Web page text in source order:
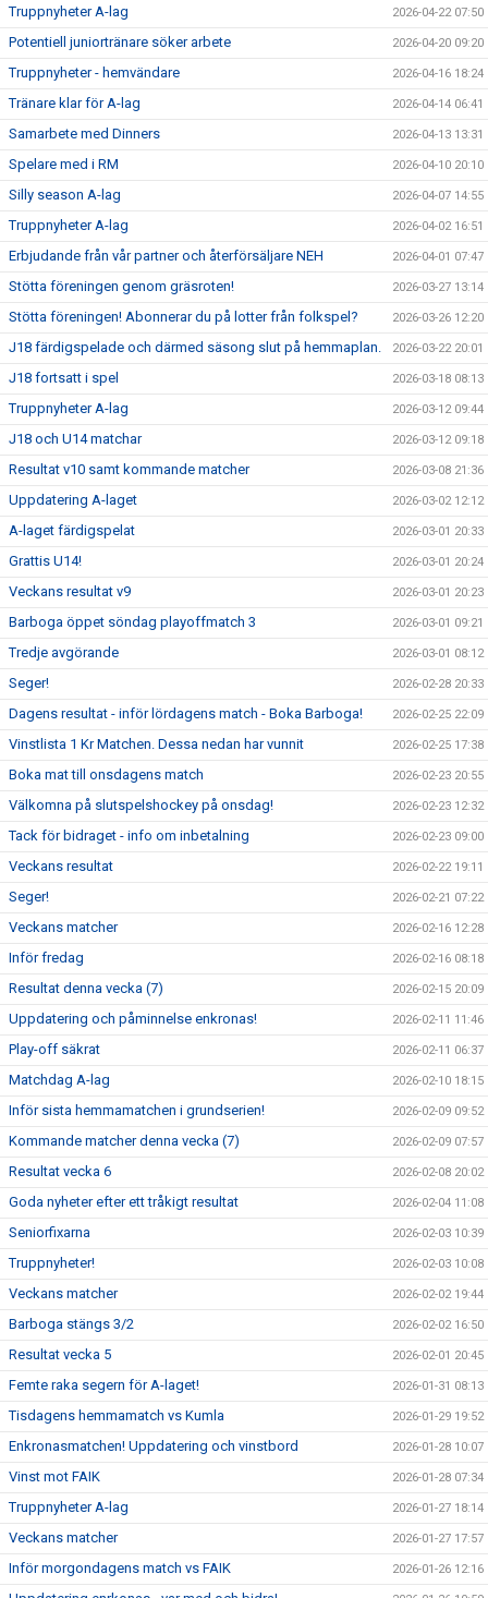
Truppnyheter A-lag 2026-04-22 07:50
Potentiell juniortränare söker arbete 2026-04-20 09:20
Truppnyheter - hemvändare 2026-04-16 18:24
Tränare klar för A-lag 2026-04-14 06:41
Samarbete med Dinners 2026-04-13 13:31
Spelare med i RM 2026-04-10 20:10
Silly season A-lag 2026-04-07 14:55
Truppnyheter A-lag 2026-04-02 16:51
Erbjudande från vår partner och återförsäljare NEH 2026-04-01 07:47
Stötta föreningen genom gräsroten! 2026-03-27 13:14
Stötta föreningen! Abonnerar du på lotter från folkspel? 2026-03-26 12:20
J18 färdigspelade och därmed säsong slut på hemmaplan. 2026-03-22 20:01
J18 fortsatt i spel 2026-03-18 08:13
Truppnyheter A-lag 2026-03-12 09:44
J18 och U14 matchar 2026-03-12 09:18
Resultat v10 samt kommande matcher 2026-03-08 21:36
Uppdatering A-laget 2026-03-02 12:12
A-laget färdigspelat 2026-03-01 20:33
Grattis U14! 2026-03-01 20:24
Veckans resultat v9 2026-03-01 20:23
Barboga öppet söndag playoffmatch 3 2026-03-01 09:21
Tredje avgörande 2026-03-01 08:12
Seger! 2026-02-28 20:33
Dagens resultat - inför lördagens match - Boka Barboga! 2026-02-25 22:09
Vinstlista 1 Kr Matchen. Dessa nedan har vunnit 2026-02-25 17:38
Boka mat till onsdagens match 2026-02-23 20:55
Välkomna på slutspelshockey på onsdag! 2026-02-23 12:32
Tack för bidraget - info om inbetalning 2026-02-23 09:00
Veckans resultat 2026-02-22 19:11
Seger! 2026-02-21 07:22
Veckans matcher 2026-02-16 12:28
Inför fredag 2026-02-16 08:18
Resultat denna vecka (7) 2026-02-15 20:09
Uppdatering och påminnelse enkronas! 2026-02-11 11:46
Play-off säkrat 2026-02-11 06:37
Matchdag A-lag 2026-02-10 18:15
Inför sista hemmamatchen i grundserien! 2026-02-09 09:52
Kommande matcher denna vecka (7) 2026-02-09 07:57
Resultat vecka 6 2026-02-08 20:02
Goda nyheter efter ett tråkigt resultat 2026-02-04 11:08
Seniorfixarna 2026-02-03 10:39
Truppnyheter! 2026-02-03 10:08
Veckans matcher 2026-02-02 19:44
Barboga stängs 3/2 2026-02-02 16:50
Resultat vecka 5 2026-02-01 20:45
Femte raka segern för A-laget! 2026-01-31 08:13
Tisdagens hemmamatch vs Kumla 2026-01-29 19:52
Enkronasmatchen! Uppdatering och vinstbord 2026-01-28 10:07
Vinst mot FAIK 2026-01-28 07:34
Truppnyheter A-lag 2026-01-27 18:14
Veckans matcher 2026-01-27 17:57
Inför morgondagens match vs FAIK 2026-01-26 12:16